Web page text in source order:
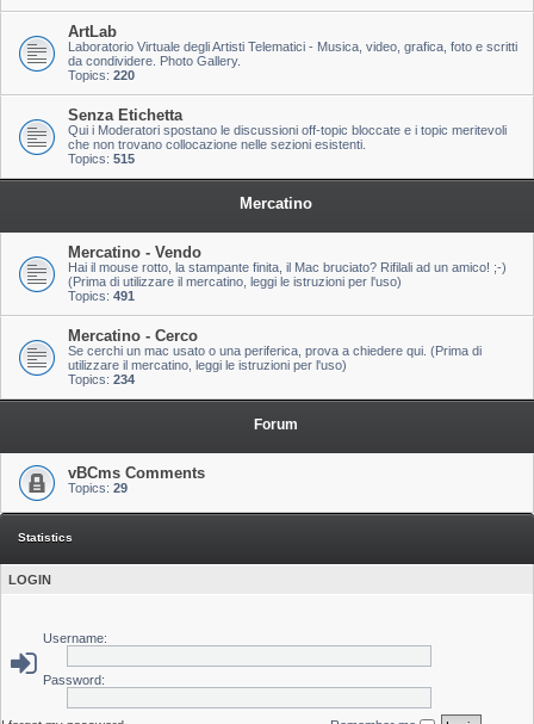
ArtLab
Laboratorio Virtuale degli Artisti Telematici - Musica, video, grafica, foto e scritti
da condividere. Photo Gallery.
Topics: 220
Senza Etichetta
Qui i Moderatori spostano le discussioni off-topic bloccate e i topic meritevoli
che non trovano collocazione nelle sezioni esistenti.
Topics: 515
Mercatino
Mercatino - Vendo
Hai il mouse rotto, la stampante finita, il Mac bruciato? Rifilali ad un amico! ;-)
(Prima di utilizzare il mercatino, leggi le istruzioni per l'uso)
Topics: 491
Mercatino - Cerco
Se cerchi un mac usato o una periferica, prova a chiedere qui. (Prima di
utilizzare il mercatino, leggi le istruzioni per l'uso)
Topics: 234
Forum
vBCms Comments
Topics: 29
Statistics
LOGIN
Username:
Password: